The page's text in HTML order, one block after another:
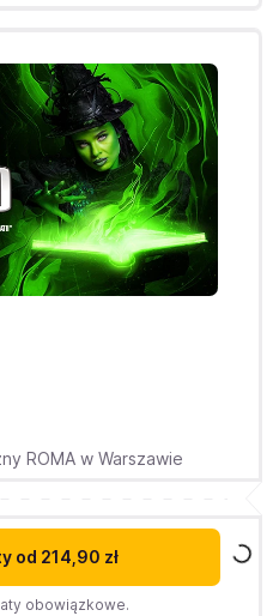
ROMA w Warszawie
od 214,90 zł
obowiązkowe.